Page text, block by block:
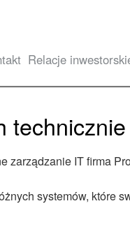
Relacje
IT firma
systemów, które